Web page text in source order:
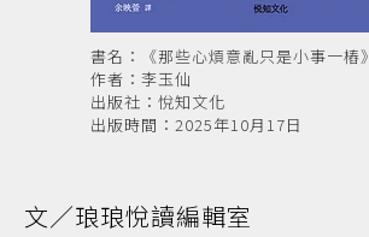
書名：《那些心煩意亂只是小事一樁》
作者：李玉仙
出版社：悅知文化
出版時間：2025年10月17日
文／琅琅悅讀編輯室